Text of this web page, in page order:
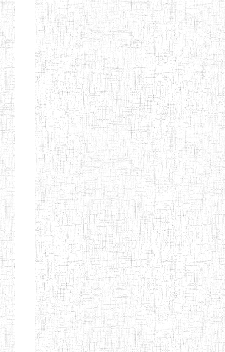
TTC TATUM
ST PIUS X
TECHNICAL
TEACHER
TRAINING
COLLEGE
TATUM
01/08/2000 ENIET
NIGHTINGALE
TEACHER
TRAINING
COLLEGE
20/08/2013 ENIEG
CHRIST THE
KING TEACHER
TRAINING
COLLEGE
04/08/2010 ENIEG
ITCIG SENTTI 14/02/2007 ENIEG
CAMEROON
INCLUSIVE
SPECIAL
27/08/2015 ENIEG